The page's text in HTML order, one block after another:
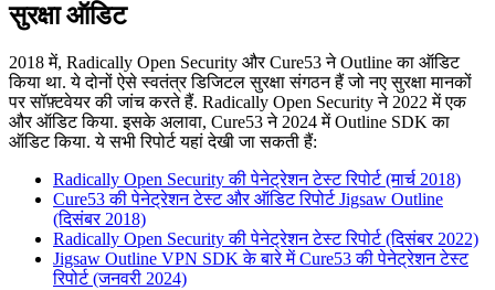
सुरक्षा ऑडिट
2018 में, Radically Open Security और Cure53 ने Outline का ऑडिट
किया था. ये दोनों ऐसे स्वतंत्र डिजिटल सुरक्षा संगठन हैं जो नए सुरक्षा मानकों
पर सॉफ़्टवेयर की जांच करते हैं. Radically Open Security ने 2022 में एक
और ऑडिट किया. इसके अलावा, Cure53 ने 2024 में Outline SDK का
ऑडिट किया. ये सभी रिपोर्ट यहां देखी जा सकती हैं:
Radically Open Security की पेनेट्रेशन टेस्ट रिपोर्ट (मार्च 2018)
Cure53 की पेनेट्रेशन टेस्ट और ऑडिट रिपोर्ट Jigsaw Outline
(दिसंबर 2018)
Radically Open Security की पेनेट्रेशन टेस्ट रिपोर्ट (दिसंबर 2022)
Jigsaw Outline VPN SDK के बारे में Cure53 की पेनेट्रेशन टेस्ट
रिपोर्ट (जनवरी 2024)